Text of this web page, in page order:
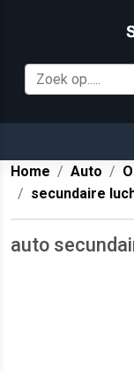
Home
Auto
secundaire
auto